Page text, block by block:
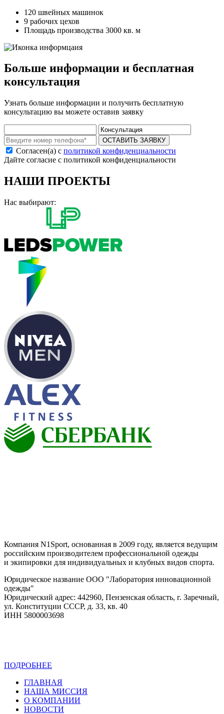
120 швейных машинок
9 рабочих цехов
Площадь производства 3000 кв. м
Больше информации и бесплатная
консультация
Узнать больше информации и получить бесплатную
консультацию вы можете оставив заявку
ОСТАВИТЬ ЗАЯВКУ
Согласен(а) с политикой конфиденциальности
Дайте согласие с политикой конфиденциальности
НАШИ ПРОЕКТЫ
Нас выбирают:
Компания N1Sport, основанная в 2009 году, является ведущим
российским производителем профессиональной одежды
и экипировки для индивидуальных и клубных видов спорта.
Юридическое название ООО "Лаборатория инновационной
одежды"
Юридический адрес: 442960, Пензенская область, г. Заречный,
ул. Конституции СССР, д. 33, кв. 40
ИНН 5800003698
ПОДРОБНЕЕ
ГЛАВНАЯ
НАША МИССИЯ
О КОМПАНИИ
НОВОСТИ